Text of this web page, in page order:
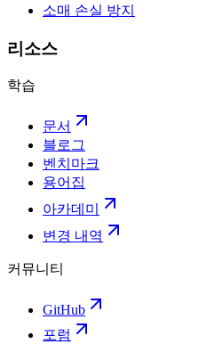
소매 손실 방지
리소스
학습
문서
블로그
벤치마크
용어집
아카데미
변경 내역
커뮤니티
GitHub
포럼